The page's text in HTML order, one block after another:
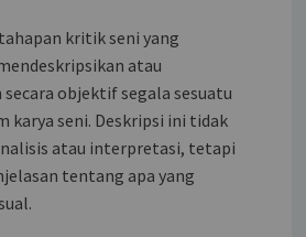
kritik seni yang
atau
objektif segala sesuatu
karya seni. Deskripsi ini tidak
atau interpretasi, tetapi
tentang apa yang